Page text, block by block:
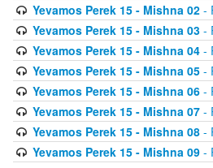
Yevamos Perek 15 - Mishna 02-
Yevamos Perek 15 - Mishna 03-
Yevamos Perek 15 - Mishna 04-
Yevamos Perek 15 - Mishna 05-
Yevamos Perek 15 - Mishna 06-
Yevamos Perek 15 - Mishna 07-
Yevamos Perek 15 - Mishna 08-
Yevamos Perek 15 - Mishna 09-